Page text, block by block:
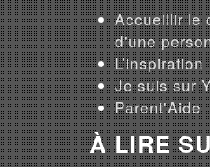
Accueillir le
d'une
L’inspiration
Je suis sur
Parent'Aide
À LIRE